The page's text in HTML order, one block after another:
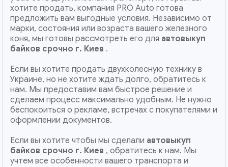
хотите продать, компания PRO Auto готова
предложить вам выгодные условия. Независимо от
марки, состояния или возраста вашего железного
коня, мы готовы рассмотреть его для автовыкуп
байков срочно г. Киев .
Если вы хотите продать двухколесную технику в
Украине, но не хотите ждать долго, обратитесь к
нам. Мы предоставим вам быстрое решение и
сделаем процесс максимально удобным. Не нужно
беспокоиться о рекламе, встречах с покупателями и
оформлении документов.
Если вы хотите чтобы мы сделали автовыкуп
байков срочно г. Киев , обратитесь к нам. Мы
учтем все особенности вашего транспорта и